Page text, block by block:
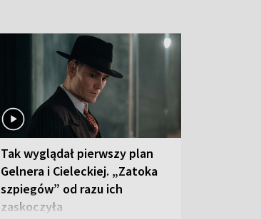
Tak wyglądał pierwszy plan
Gelnera i Cieleckiej. „Zatoka
szpiegów” od razu ich
zaskoczyła